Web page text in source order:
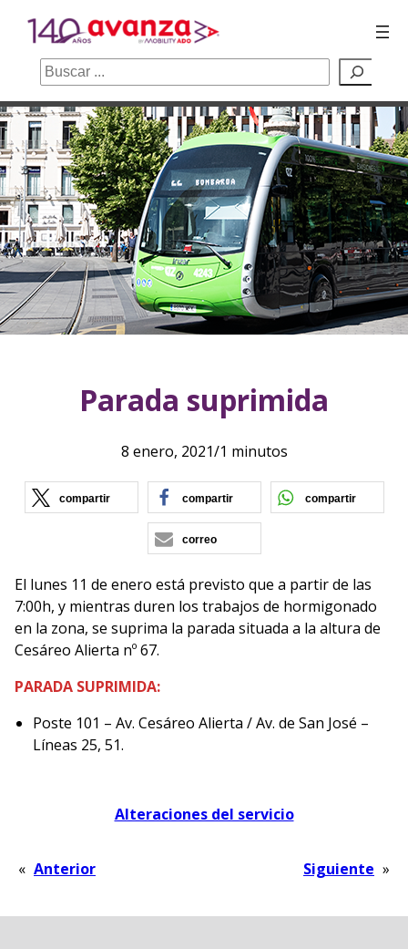
Saltar
al
contenido
Buscar
Parada suprimida
8 enero, 2021/1 minutos
compartir (se abre en nueva ventana)
compartir (se abre en nueva
compartir
correo
El lunes 11 de enero está previsto que a partir de las
7:00h, y mientras duren los trabajos de hormigonado
en la zona, se suprima la parada situada a la altura de
Cesáreo Alierta nº 67.
PARADA SUPRIMIDA:
Poste 101 – Av. Cesáreo Alierta / Av. de San José –
Líneas 25, 51.
Alteraciones del servicio
« Anterior Siguiente »